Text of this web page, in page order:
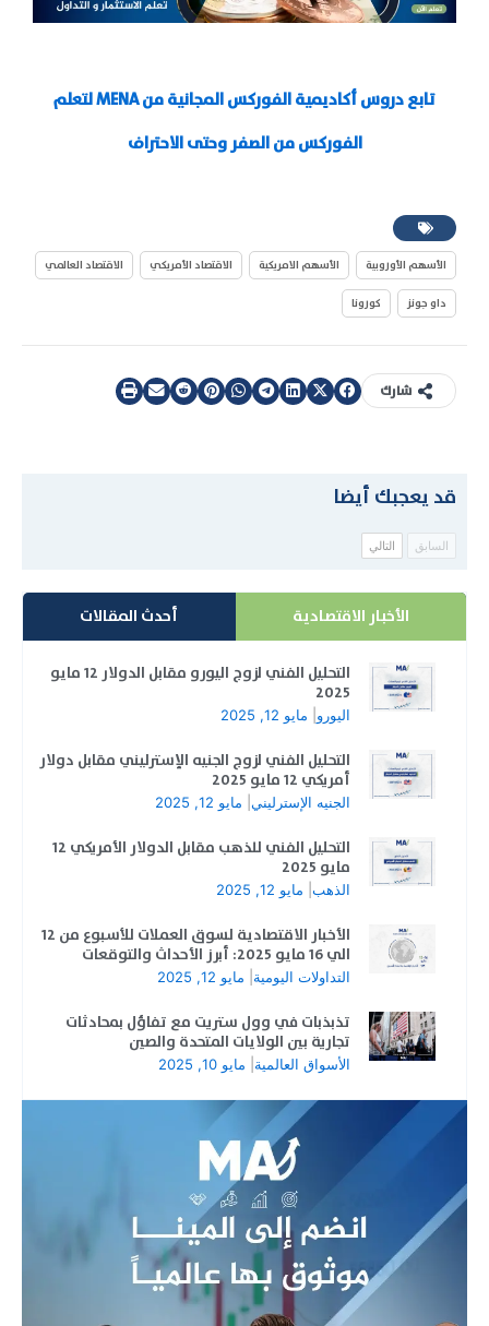
تابع دروس أكاديمية الفوركس المجانية من MENA لتعلم
الفوركس من الصفر وحتى الاحتراف
الأسهم الأوروبية الأسهم الامريكية الاقتصاد الأمريكي الاقتصاد العالمي
داو جونز كورونا
شارك
قد يعجبك أيضا
السابق التالي
الأخبار الاقتصادية أحدث المقالات
التحليل الفني لزوج اليورو مقابل الدولار 12 مايو
2025
اليورو مايو 12, 2025
التحليل الفني لزوج الجنيه الإسترليني مقابل دولار
أمريكي 12 مايو 2025
الجنيه الإسترليني مايو 12, 2025
التحليل الفني للذهب مقابل الدولار الأمريكي 12
مايو 2025
الذهب مايو 12, 2025
الأخبار الاقتصادية لسوق العملات للأسبوع من 12
الي 16 مايو 2025: أبرز الأحداث والتوقعات
التداولات اليومية مايو 12, 2025
تذبذبات في وول ستريت مع تفاؤل بمحادثات
تجارية بين الولايات المتحدة والصين
الأسواق العالمية مايو 10, 2025